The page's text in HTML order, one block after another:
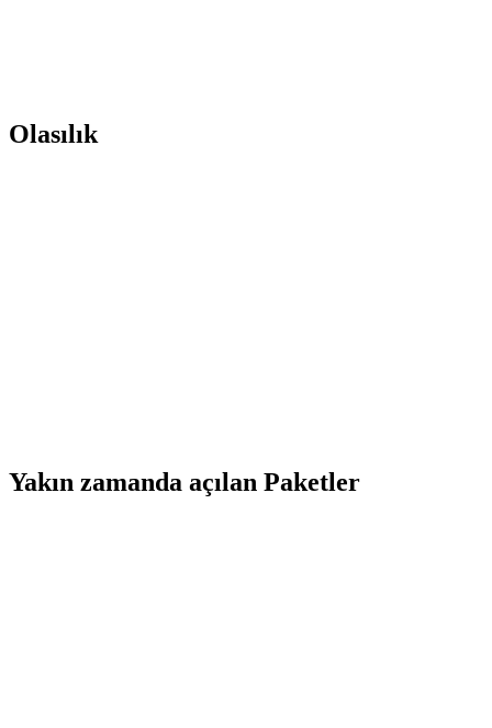
Olasılık
Yakın zamanda açılan Paketler